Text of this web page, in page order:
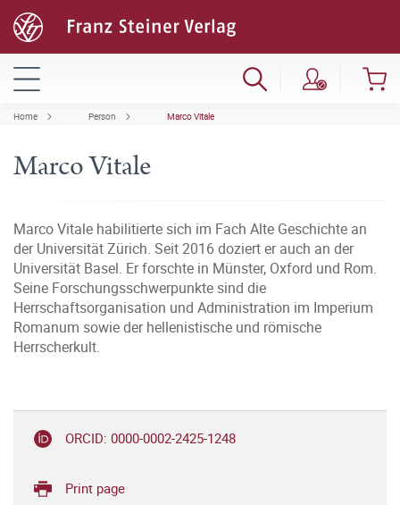
Home Person Marco Vitale
Marco Vitale
Marco Vitale habilitierte sich im Fach Alte Geschichte an
der Universität Zürich. Seit 2016 doziert er auch an der
Universität Basel. Er forschte in Münster, Oxford und Rom.
Seine Forschungsschwerpunkte sind die
Herrschaftsorganisation und Administration im Imperium
Romanum sowie der hellenistische und römische
Herrscherkult.
ORCID: 0000-0002-2425-1248
Print page